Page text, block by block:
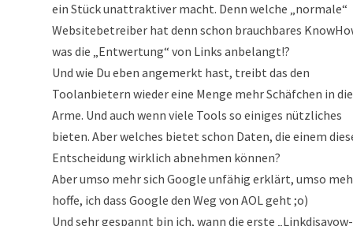
ein Stück unattraktiver macht. Denn welche „normale“
Websitebetreiber hat denn schon brauchbares
was die „Entwertung“ von Links anbelangt!?
Und wie Du eben angemerkt hast, treibt das den
Toolanbietern wieder eine Menge mehr Schäfchen in die
Arme. Und auch wenn viele Tools so einiges nützliches
bieten. Aber welches bietet schon Daten, die einem
Entscheidung wirklich abnehmen können?
Aber umso mehr sich Google unfähig erklärt, umso
hoffe, ich dass Google den Weg von AOL geht ;o)
Und sehr gespannt bin ich, wann die erste „Linkdisavow-